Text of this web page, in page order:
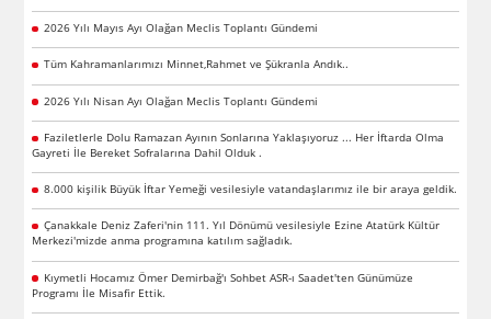
2026 Yılı Mayıs Ayı Olağan Meclis Toplantı Gündemi
Tüm Kahramanlarımızı Minnet,Rahmet ve Şükranla Andık..
2026 Yılı Nisan Ayı Olağan Meclis Toplantı Gündemi
Faziletlerle Dolu Ramazan Ayının Sonlarına Yaklaşıyoruz ... Her İftarda Olma
Gayreti İle Bereket Sofralarına Dahil Olduk .
8.000 kişilik Büyük İftar Yemeği vesilesiyle vatandaşlarımız ile bir araya geldik.
Çanakkale Deniz Zaferi'nin 111. Yıl Dönümü vesilesiyle Ezine Atatürk Kültür
Merkezi'mizde anma programına katılım sağladık.
Kıymetli Hocamız Ömer Demirbağ'ı Sohbet ASR-ı Saadet'ten Günümüze
Programı İle Misafir Ettik.